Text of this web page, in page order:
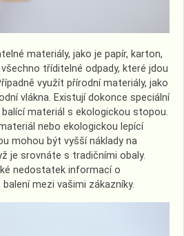
materiály, jako je papír, karton,
tříditelné odpady, které jdou
využít přírodní materiály, jako
vlákna. Existují dokonce speciální
materiál s ekologickou stopou.
nebo ekologickou lepící
mohou být vyšší náklady na
je srovnáte s tradičními obaly.
nedostatek informací o
mezi vašimi zákazníky.